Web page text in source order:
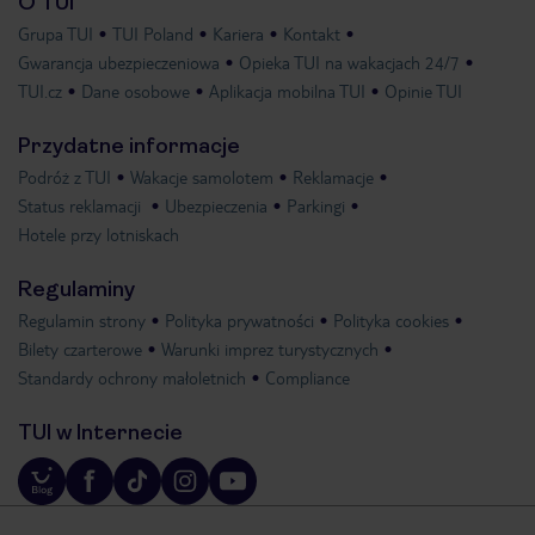
Grupa TUI TUI Poland Kariera
Kontakt
Gwarancja ubezpieczeniowa
Opieka TUI na wakacjach 24/7
TUI.cz
Dane osobowe Aplikacja mobilna TUI Opinie TUI
Przydatne informacje
Podróż z TUI Wakacje samolotem
Reklamacje
Status reklamacji
Ubezpieczenia
Parkingi
Hotele przy lotniskach
Regulaminy
Regulamin strony Polityka prywatności
Polityka cookies
Bilety czarterowe
Warunki imprez turystycznych
Standardy ochrony małoletnich
Compliance
TUI w Internecie